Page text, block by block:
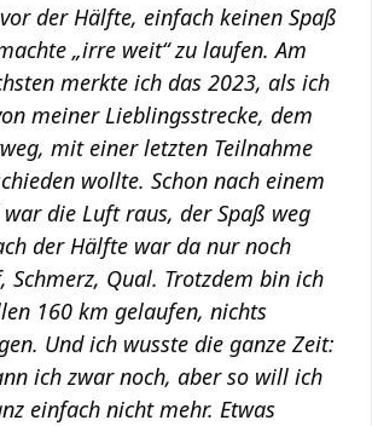
der Hälfte, einfach keinen Spaß
„irre weit“ zu laufen. Am
merkte ich das 2023, als ich
meiner Lieblingsstrecke, dem
mit einer letzten Teilnahme
wollte. Schon nach einem
die Luft raus, der Spaß weg
der Hälfte war da nur noch
Schmerz, Qual. Trotzdem bin ich
160 km gelaufen, nichts
Und ich wusste die ganze Zeit:
ich zwar noch, aber so will ich
einfach nicht mehr. Etwas